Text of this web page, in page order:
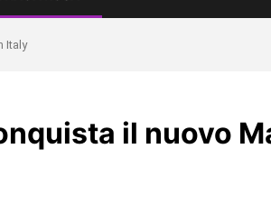
Italy
il nuovo